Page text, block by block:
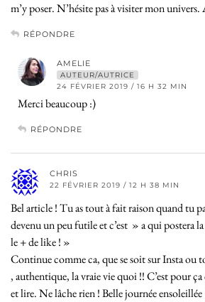
m’y poser. N’hésite pas à visiter mon
RÉPONDRE
AMELIE
AUTEUR/AUTRICE
24 FÉVRIER 2019 / 16 H 32 MIN
Merci beaucoup :)
RÉPONDRE
CHRIS
22 FÉVRIER 2019 / 12 H 38 MIN
Bel article ! Tu as tout à fait raison quand tu
devenu un peu futile et c’est » a qui postera
le + de like ! »
Continue comme ca, que se soit sur Insta ou
, authentique, la vraie vie quoi !! C’est pour ça
et lire. Ne lâche rien ! Belle journée